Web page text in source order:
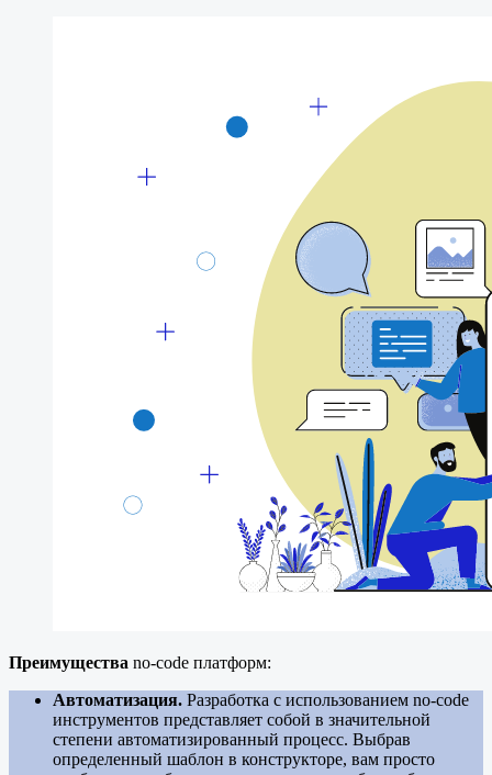
Преимущества no-code платформ:
Автоматизация. Разработка с использованием no-code
инструментов представляет собой в значительной
степени автоматизированный процесс. Выбрав
определенный шаблон в конструкторе, вам просто